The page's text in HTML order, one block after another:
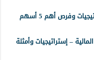
– إستراتيجيات وأمثلة